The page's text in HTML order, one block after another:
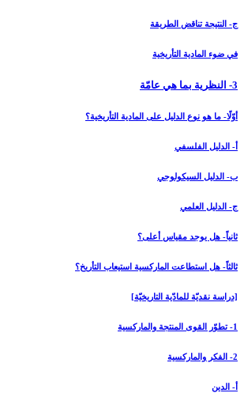
ج- النتيجة تناقض الطريقة
في ضوء المادية التأريخية
3- النظرية بما هي عامّة
أوّلًا- ما هو نوع الدليل على المادية التأريخية؟
أ- الدليل الفلسفي
ب- الدليل السيكولوجي
ج- الدليل العلمي
ثانياً- هل يوجد مقياس أعلى؟
ثالثاً- هل استطاعت الماركسية استيعاب التأريخ؟
[دراسة نقديّة للمادّية التاريخيّة]
1- تطوّر القوى المنتجة والماركسية
2- الفكر والماركسية
أ- الدين